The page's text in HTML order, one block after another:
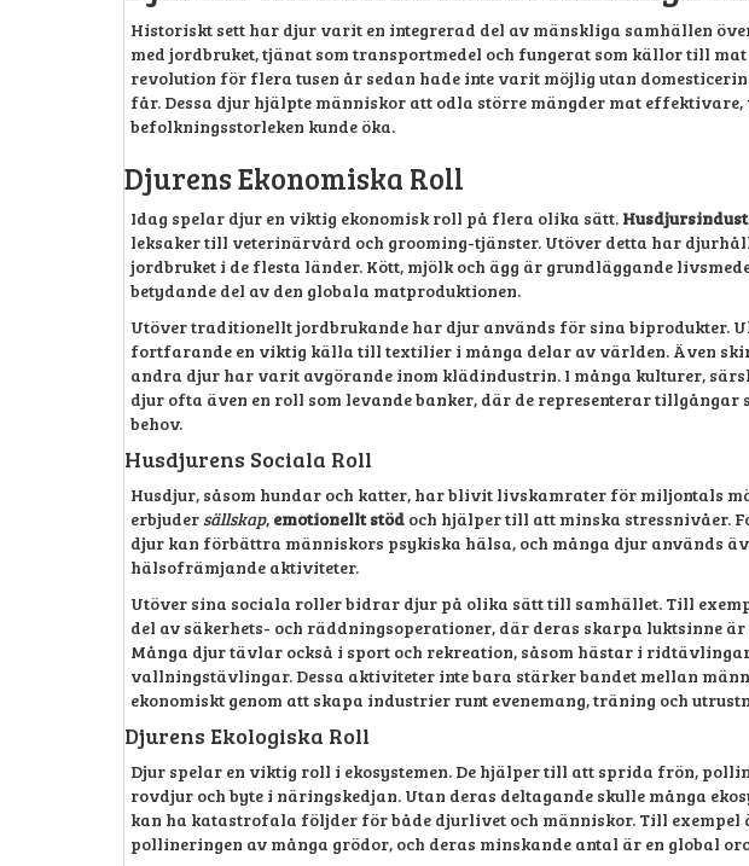
Historiskt sett har djur varit en integrerad del av mänskliga samhällen
med jordbruket, tjänat som transportmedel och fungerat som källor till mat
revolution för flera tusen år sedan hade inte varit möjlig utan
får. Dessa djur hjälpte människor att odla större mängder mat
befolkningsstorleken kunde öka.
Djurens Ekonomiska Roll
Idag spelar djur en viktig ekonomisk roll på flera olika sätt.
leksaker till veterinärvård och grooming-tjänster. Utöver detta har
jordbruket i de flesta länder. Kött, mjölk och ägg är grundläggande
betydande del av den globala matproduktionen.
Utöver traditionellt jordbrukande har djur används för sina biprodukter.
fortfarande en viktig källa till textilier i många delar av världen. Även
andra djur har varit avgörande inom klädindustrin. I många kulturer,
djur ofta även en roll som levande banker, där de representerar tillgångar
behov.
Husdjurens Sociala Roll
Husdjur, såsom hundar och katter, har blivit livskamrater för miljontals
erbjuder sällskap, emotionellt stöd och hjälper till att minska stressnivåer.
djur kan förbättra människors psykiska hälsa, och många djur används
hälsofrämjande aktiviteter.
Utöver sina sociala roller bidrar djur på olika sätt till samhället. Till
del av säkerhets- och räddningsoperationer, där deras skarpa luktsinne
Många djur tävlar också i sport och rekreation, såsom hästar i
vallningstävlingar. Dessa aktiviteter inte bara stärker bandet mellan
ekonomiskt genom att skapa industrier runt evenemang, träning och
Djurens Ekologiska Roll
Djur spelar en viktig roll i ekosystemen. De hjälper till att sprida frön,
rovdjur och byte i näringskedjan. Utan deras deltagande skulle många
kan ha katastrofala följder för både djurlivet och människor. Till exempel
pollineringen av många grödor, och deras minskande antal är en global